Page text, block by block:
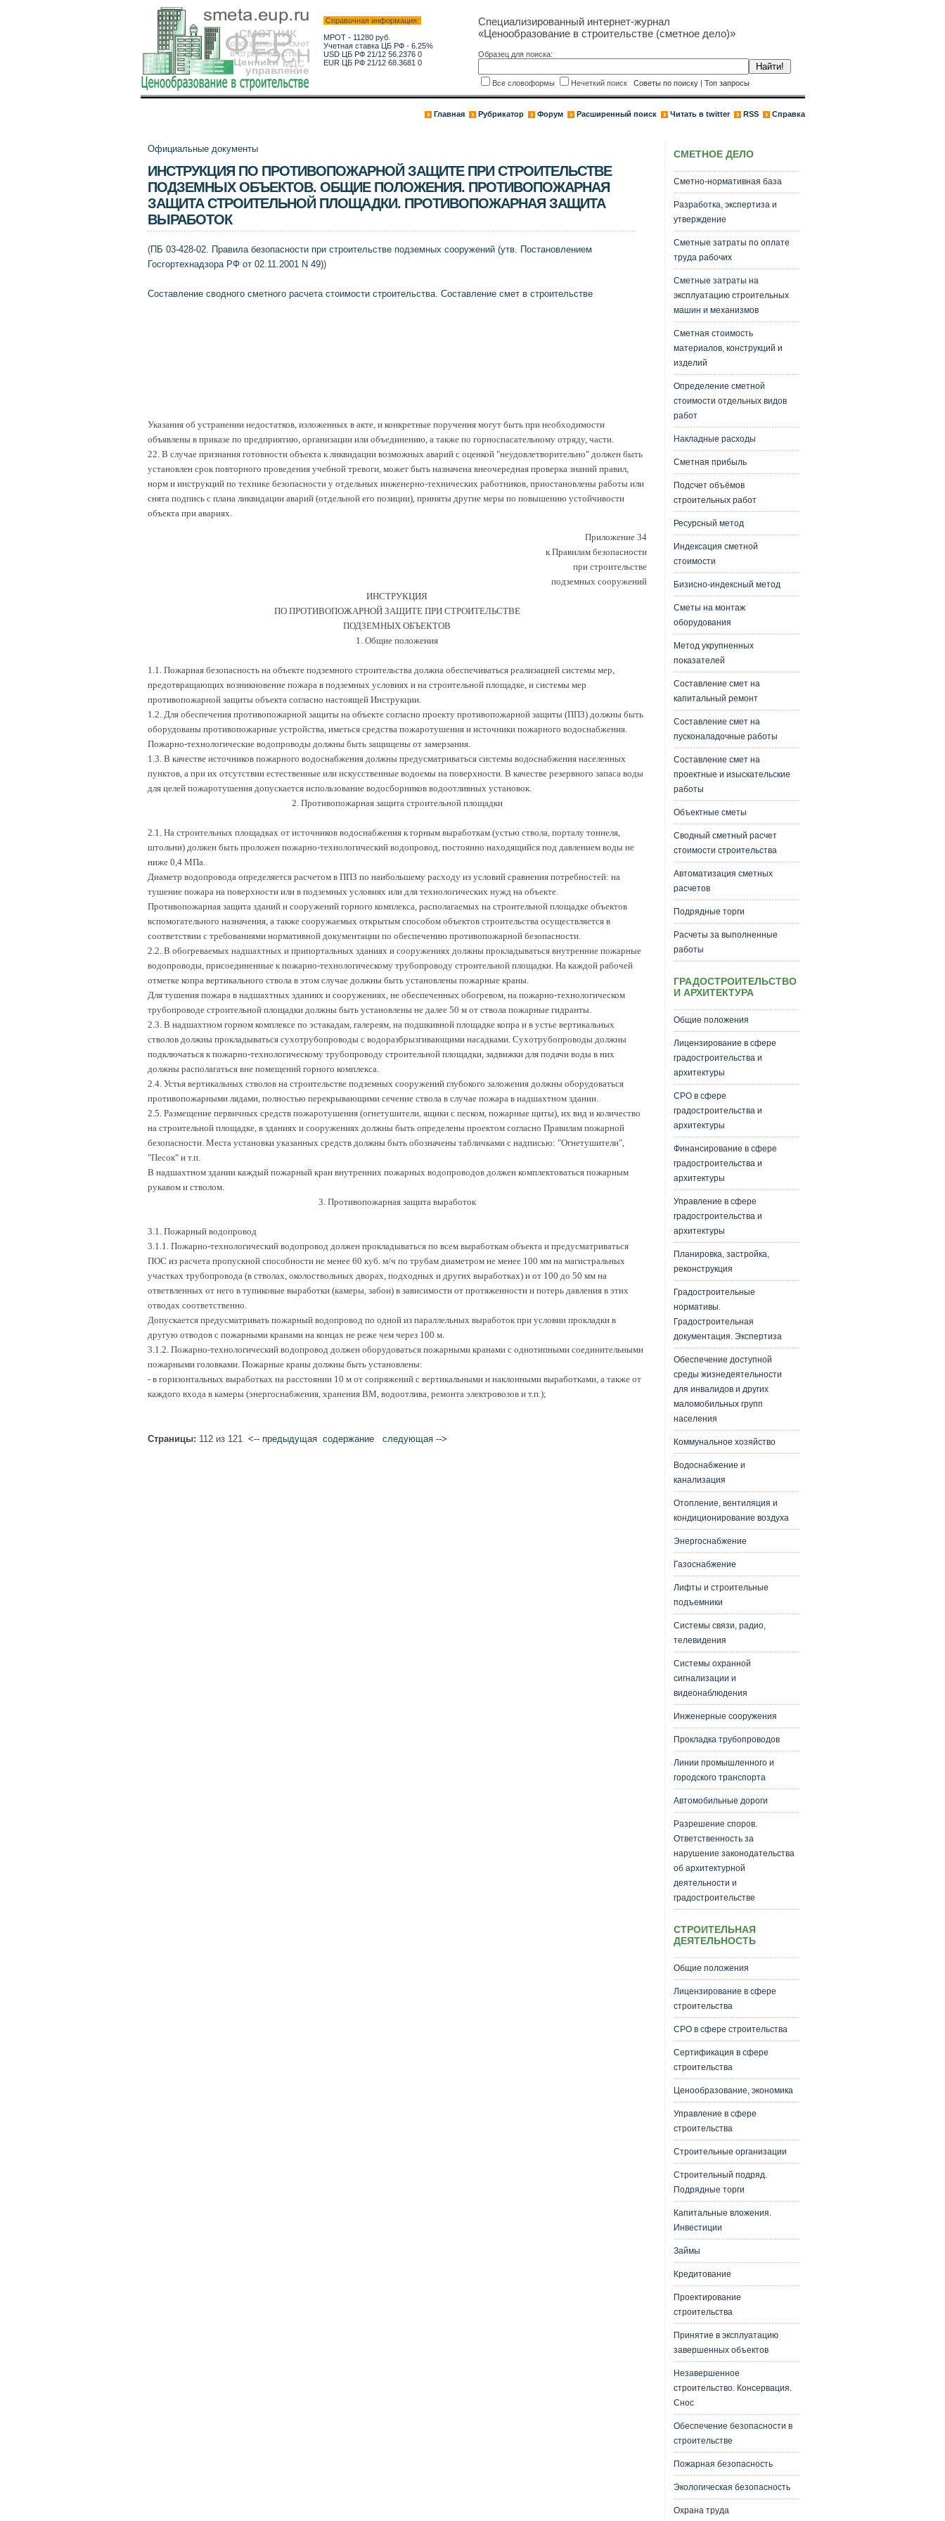
Справочная информация:
МРОТ - 11280 руб.
Учетная ставка ЦБ РФ - 6.25%
USD ЦБ РФ 21/12 56.2376 0
EUR ЦБ РФ 21/12 68.3681 0
Специализированный интернет-журнал
«Ценообразование в строительстве (сметное дело)»
Образец для поиска:
Все словоформы Нечеткий поиск Советы по поиску| Топ запросы
Главная Рубрикатор Форум Расширенный поиск Читать в twitter RSS Справка
Официальные документы
ИНСТРУКЦИЯ ПО ПРОТИВОПОЖАРНОЙ ЗАЩИТЕ ПРИ СТРОИТЕЛЬСТВЕ
ПОДЗЕМНЫХ ОБЪЕКТОВ. ОБЩИЕ ПОЛОЖЕНИЯ. ПРОТИВОПОЖАРНАЯ
ЗАЩИТА СТРОИТЕЛЬНОЙ ПЛОЩАДКИ. ПРОТИВОПОЖАРНАЯ ЗАЩИТА
ВЫРАБОТОК
(ПБ 03-428-02. Правила безопасности при строительстве подземных сооружений (утв. Постановлением
Госгортехнадзора РФ от 02.11.2001 N 49))
Составление сводного сметного расчета стоимости строительства. Составление смет в строительстве
Указания об устранении недостатков, изложенных в акте, и конкретные поручения могут быть при необходимости
объявлены в приказе по предприятию, организации или объединению, а также по горноспасательному отряду, части.
22. В случае признания готовности объекта к ликвидации возможных аварий с оценкой "неудовлетворительно" должен быть
установлен срок повторного проведения учебной тревоги, может быть назначена внеочередная проверка знаний правил,
норм и инструкций по технике безопасности у отдельных инженерно-технических работников, приостановлены работы или
снята подпись с плана ликвидации аварий (отдельной его позиции), приняты другие меры по повышению устойчивости
объекта при авариях.
Приложение 34
к Правилам безопасности
при строительстве
подземных сооружений
ИНСТРУКЦИЯ
ПО ПРОТИВОПОЖАРНОЙ ЗАЩИТЕ ПРИ СТРОИТЕЛЬСТВЕ
ПОДЗЕМНЫХ ОБЪЕКТОВ
1. Общие положения
1.1. Пожарная безопасность на объекте подземного строительства должна обеспечиваться реализацией системы мер,
предотвращающих возникновение пожара в подземных условиях и на строительной площадке, и системы мер
противопожарной защиты объекта согласно настоящей Инструкции.
1.2. Для обеспечения противопожарной защиты на объекте согласно проекту противопожарной защиты (ППЗ) должны быть
оборудованы противопожарные устройства, иметься средства пожаротушения и источники пожарного водоснабжения.
Пожарно-технологические водопроводы должны быть защищены от замерзания.
1.3. В качестве источников пожарного водоснабжения должны предусматриваться системы водоснабжения населенных
пунктов, а при их отсутствии естественные или искусственные водоемы на поверхности. В качестве резервного запаса воды
для целей пожаротушения допускается использование водосборников водоотливных установок.
2. Противопожарная защита строительной площадки
2.1. На строительных площадках от источников водоснабжения к горным выработкам (устью ствола, порталу тоннеля,
штольни) должен быть проложен пожарно-технологический водопровод, постоянно находящийся под давлением воды не
ниже 0,4 МПа.
Диаметр водопровода определяется расчетом в ППЗ по наибольшему расходу из условий сравнения потребностей: на
тушение пожара на поверхности или в подземных условиях или для технологических нужд на объекте.
Противопожарная защита зданий и сооружений горного комплекса, располагаемых на строительной площадке объектов
вспомогательного назначения, а также сооружаемых открытым способом объектов строительства осуществляется в
соответствии с требованиями нормативной документации по обеспечению противопожарной безопасности.
2.2. В обогреваемых надшахтных и припортальных зданиях и сооружениях должны прокладываться внутренние пожарные
водопроводы, присоединенные к пожарно-технологическому трубопроводу строительной площадки. На каждой рабочей
отметке копра вертикального ствола в этом случае должны быть установлены пожарные краны.
Для тушения пожара в надшахтных зданиях и сооружениях, не обеспеченных обогревом, на пожарно-технологическом
трубопроводе строительной площадки должны быть установлены не далее 50 м от ствола пожарные гидранты.
2.3. В надшахтном горном комплексе по эстакадам, галереям, на подшкивной площадке копра и в устье вертикальных
стволов должны прокладываться сухотрубопроводы с водоразбрызгивающими насадками. Сухотрубопроводы должны
подключаться к пожарно-технологическому трубопроводу строительной площадки, задвижки для подачи воды в них
должны располагаться вне помещений горного комплекса.
2.4. Устья вертикальных стволов на строительстве подземных сооружений глубокого заложения должны оборудоваться
противопожарными лядами, полностью перекрывающими сечение ствола в случае пожара в надшахтном здании.
2.5. Размещение первичных средств пожаротушения (огнетушители, ящики с песком, пожарные щиты), их вид и количество
на строительной площадке, в зданиях и сооружениях должны быть определены проектом согласно Правилам пожарной
безопасности. Места установки указанных средств должны быть обозначены табличками с надписью: "Огнетушители",
"Песок" и т.п.
В надшахтном здании каждый пожарный кран внутренних пожарных водопроводов должен комплектоваться пожарным
рукавом и стволом.
3. Противопожарная защита выработок
3.1. Пожарный водопровод
3.1.1. Пожарно-технологический водопровод должен прокладываться по всем выработкам объекта и предусматриваться
ПОС из расчета пропускной способности не менее 60 куб. м/ч по трубам диаметром не менее 100 мм на магистральных
участках трубопровода (в стволах, околоствольных дворах, подходных и других выработках) и от 100 до 50 мм на
ответвленных от него в тупиковые выработки (камеры, забои) в зависимости от протяженности и потерь давления в этих
отводах соответственно.
Допускается предусматривать пожарный водопровод по одной из параллельных выработок при условии прокладки в
другую отводов с пожарными кранами на концах не реже чем через 100 м.
3.1.2. Пожарно-технологический водопровод должен оборудоваться пожарными кранами с однотипными соединительными
пожарными головками. Пожарные краны должны быть установлены:
- в горизонтальных выработках на расстоянии 10 м от сопряжений с вертикальными и наклонными выработками, а также от
каждого входа в камеры (энергоснабжения, хранения ВМ, водоотлива, ремонта электровозов и т.п.);
Страницы: 112 из 121 <-- предыдущая cодержание следующая -->
СМЕТНОЕ ДЕЛО
Сметно-нормативная база
Разработка, экспертиза и
утверждение
Сметные затраты по оплате
труда рабочих
Сметные затраты на
эксплуатацию строительных
машин и механизмов
Сметная стоимость
материалов, конструкций и
изделий
Определение сметной
стоимости отдельных видов
работ
Накладные расходы
Сметная прибыль
Подсчет объёмов
строительных работ
Ресурсный метод
Индексация сметной
стоимости
Бизисно-индексный метод
Сметы на монтаж
оборудования
Метод укрупненных
показателей
Составление смет на
капитальный ремонт
Составление смет на
пусконаладочные работы
Составление смет на
проектные и изыскательские
работы
Объектные сметы
Сводный сметный расчет
стоимости строительства
Автоматизация сметных
расчетов
Подрядные торги
Расчеты за выполненные
работы
ГРАДОСТРОИТЕЛЬСТВО
И АРХИТЕКТУРА
Общие положения
Лицензирование в сфере
градостроительства и
архитектуры
СРО в сфере
градостроительства и
архитектуры
Финансирование в сфере
градостроительства и
архитектуры
Управление в сфере
градостроительства и
архитектуры
Планировка, застройка,
реконструкция
Градостроительные
нормативы.
Градостроительная
документация. Экспертиза
Обеспечение доступной
среды жизнедеятельности
для инвалидов и других
маломобильных групп
населения
Коммунальное хозяйство
Водоснабжение и
канализация
Отопление, вентиляция и
кондиционирование воздуха
Энергоснабжение
Газоснабжение
Лифты и строительные
подъемники
Системы связи, радио,
телевидения
Системы охранной
сигнализации и
видеонаблюдения
Инженерные сооружения
Прокладка трубопроводов
Линии промышленного и
городского транспорта
Автомобильные дороги
Разрешение споров.
Ответственность за
нарушение законодательства
об архитектурной
деятельности и
градостроительстве
СТРОИТЕЛЬНАЯ
ДЕЯТЕЛЬНОСТЬ
Общие положения
Лицензирование в сфере
строительства
СРО в сфере строительства
Сертификация в сфере
строительства
Ценообразование, экономика
Управление в сфере
строительства
Строительные организации
Строительный подряд.
Подрядные торги
Капитальные вложения.
Инвестиции
Займы
Кредитование
Проектирование
строительства
Принятие в эксплуатацию
завершенных объектов
Незавершенное
строительство. Консервация.
Снос
Обеспечение безопасности в
строительстве
Пожарная безопасность
Экологическая безопасность
Охрана труда